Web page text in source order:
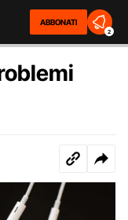
ABBONATI
2